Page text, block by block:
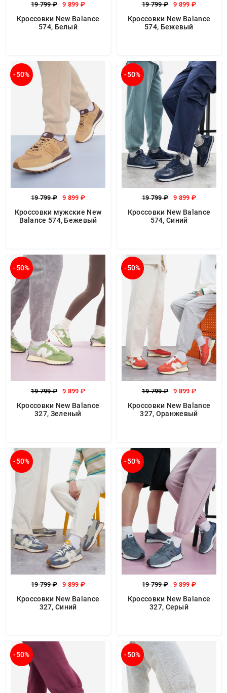
19 799 ₽ 9 899 ₽
Кроссовки New Balance
574, Белый
19 799 ₽ 9 899 ₽
Кроссовки New Balance
574, Бежевый
-50%
19 799 ₽ 9 899 ₽
Кроссовки мужские New
Balance 574, Бежевый
-50%
19 799 ₽ 9 899 ₽
Кроссовки New Balance
574, Синий
-50%
19 799 ₽ 9 899 ₽
Кроссовки New Balance
327, Зеленый
-50%
19 799 ₽ 9 899 ₽
Кроссовки New Balance
327, Оранжевый
-50%
19 799 ₽ 9 899 ₽
Кроссовки New Balance
327, Синий
-50%
19 799 ₽ 9 899 ₽
Кроссовки New Balance
327, Серый
-50% -50%